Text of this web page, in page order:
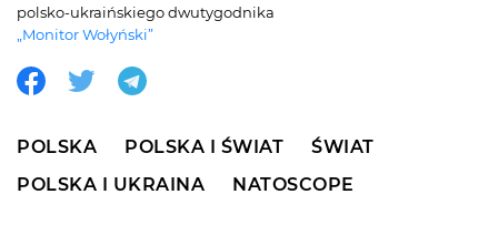
polsko-ukraińskiego dwutygodnika
„Monitor Wołyński”
POLSKA POLSKA I ŚWIAT
ŚWIAT
POLSKA I UKRAINA
NATOSCOPE